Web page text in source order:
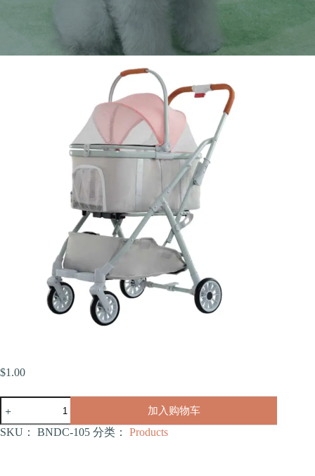
$1.00
物
用
加入购物车
SKU： BNDC-105 分类： Products